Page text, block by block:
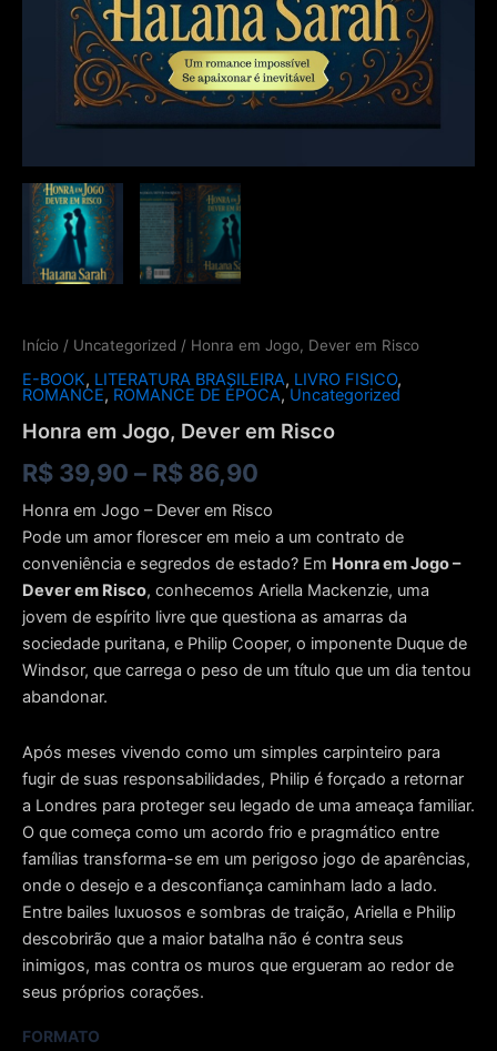
Início / Uncategorized / Honra em Jogo, Dever em Risco
E-BOOK, LITERATURA BRASILEIRA, LIVRO FISICO,
ROMANCE, ROMANCE DE ÉPOCA,Uncategorized
Honra em Jogo, Dever em Risco
R$ 39,90 – R$ 86,90
de
preço:
R$ 39,90
através
R$ 86,90
Honra em Jogo – Dever em Risco
Pode um amor florescer em meio a um contrato de
conveniência e segredos de estado? Em Honra em Jogo –
Dever em Risco, conhecemos Ariella Mackenzie, uma
jovem de espírito livre que questiona as amarras da
sociedade puritana, e Philip Cooper, o imponente Duque de
Windsor, que carrega o peso de um título que um dia tentou
abandonar.
Após meses vivendo como um simples carpinteiro para
fugir de suas responsabilidades, Philip é forçado a retornar
a Londres para proteger seu legado de uma ameaça familiar.
O que começa como um acordo frio e pragmático entre
famílias transforma-se em um perigoso jogo de aparências,
onde o desejo e a desconfiança caminham lado a lado.
Entre bailes luxuosos e sombras de traição, Ariella e Philip
descobrirão que a maior batalha não é contra seus
inimigos, mas contra os muros que ergueram ao redor de
seus próprios corações.
FORMATO